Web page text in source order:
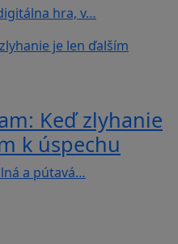
hra, v…
Keď zlyhanie
k úspechu
a pútavá…